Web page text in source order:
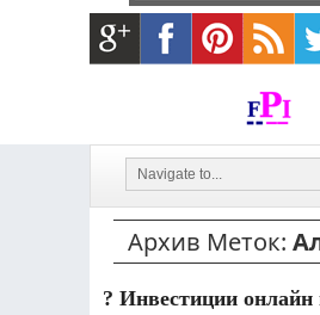
Архив Меток:
? Инвестиции онлайн